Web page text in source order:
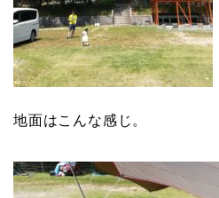
地面はこんな感じ。